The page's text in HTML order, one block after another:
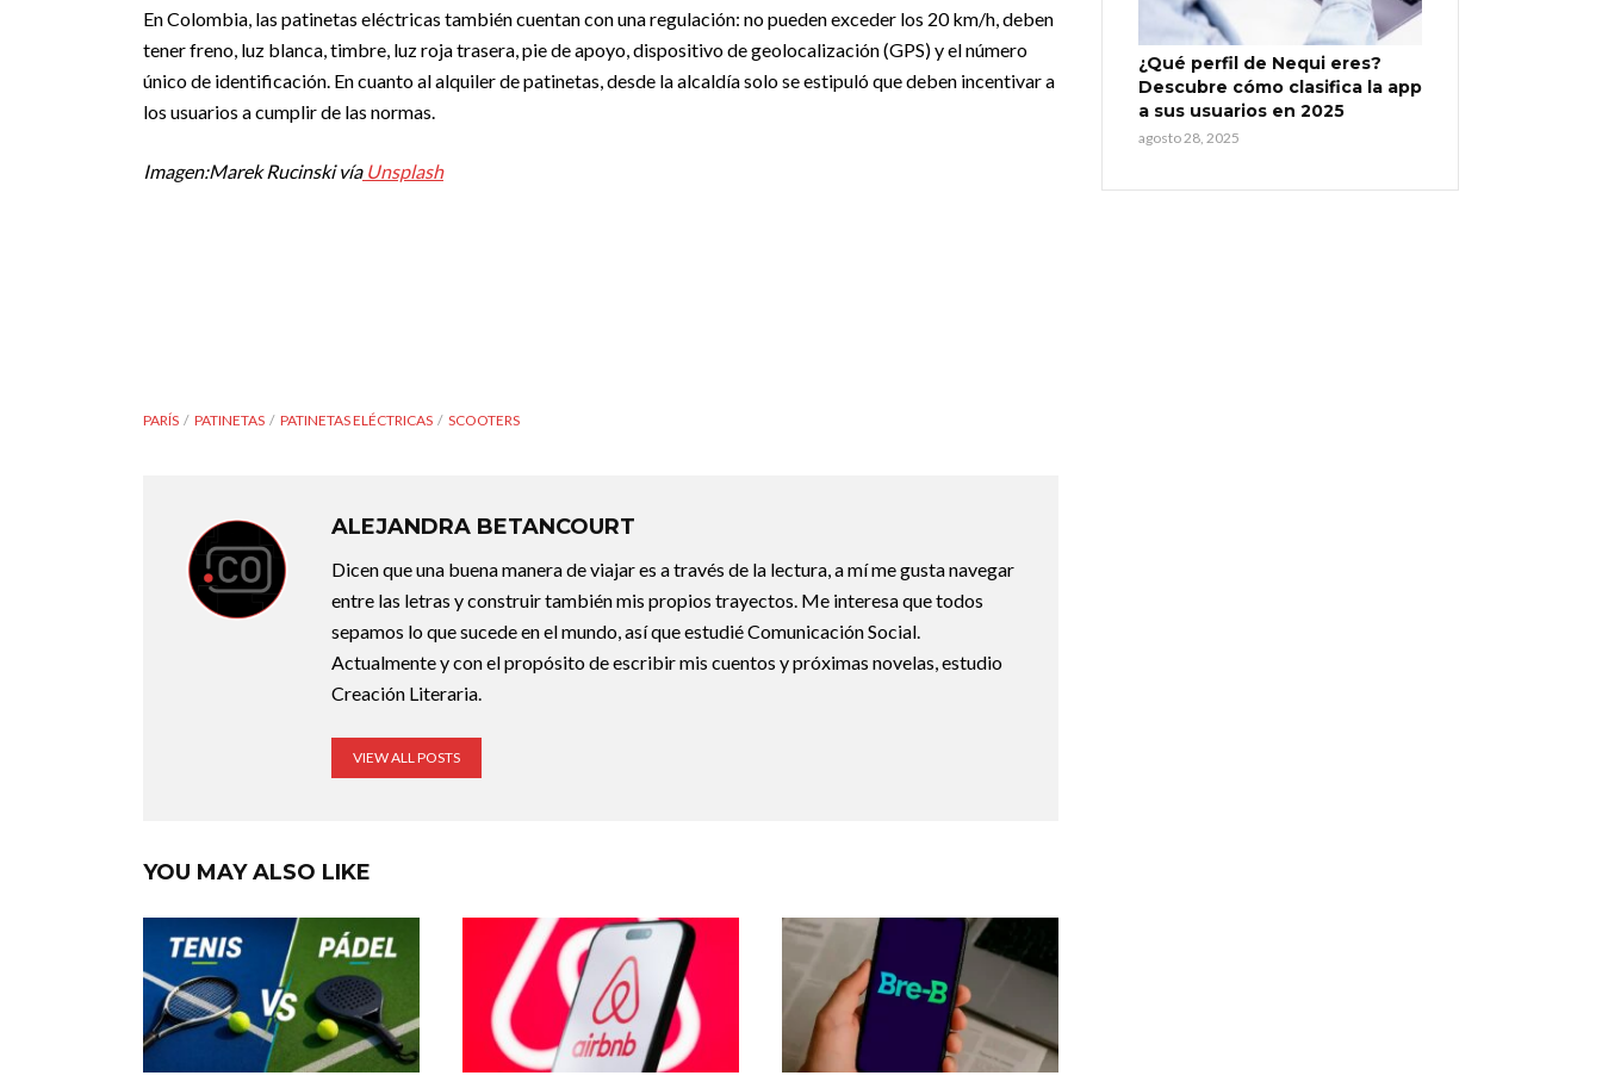
En Colombia, las patinetas eléctricas también cuentan con una regulación: no pueden exceder los 20 km/h, deben
tener freno, luz blanca, timbre, luz roja trasera, pie de apoyo, dispositivo de geolocalización (GPS) y el número
único de identificación. En cuanto al alquiler de patinetas, desde la alcaldía solo se estipuló que deben incentivar a
los usuarios a cumplir de las normas.
Imagen:Marek Rucinski víaUnsplash
PARÍS PATINETAS PATINETAS ELÉCTRICAS SCOOTERS
ALEJANDRA BETANCOURT
Dicen que una buena manera de viajar es a través de la lectura, a mí me gusta navegar
entre las letras y construir también mis propios trayectos. Me interesa que todos
sepamos lo que sucede en el mundo, así que estudié Comunicación Social.
Actualmente y con el propósito de escribir mis cuentos y próximas novelas, estudio
Creación Literaria.
VIEW ALL POSTS
YOU MAY ALSO LIKE
¿Qué perfil de Nequi eres?
Descubre cómo clasifica la app
a sus usuarios en 2025
agosto 28, 2025